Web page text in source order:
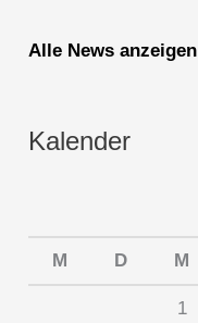
Alle News anzeigen
Kalender
M D M
1